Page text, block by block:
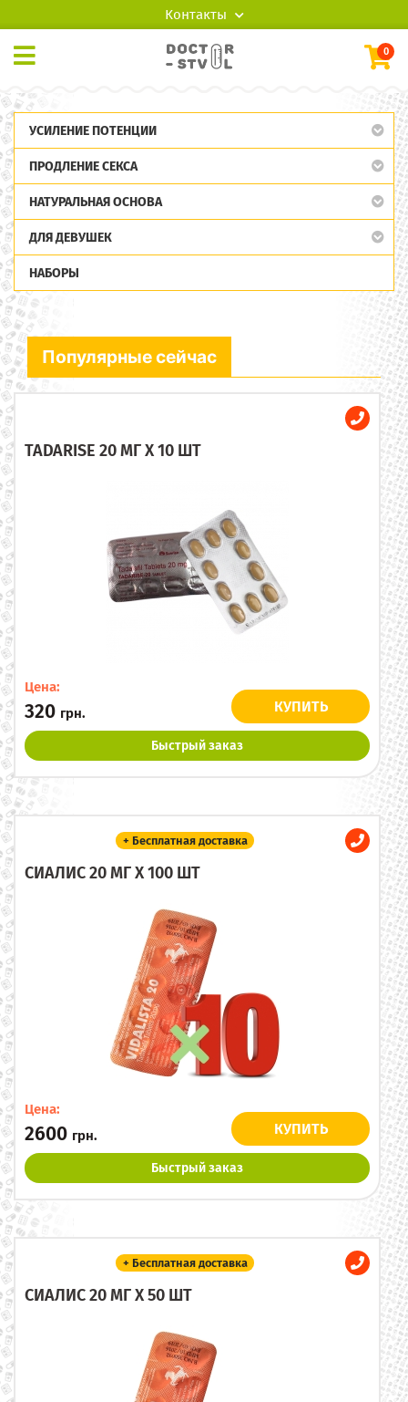
Контакты
0
УСИЛЕНИЕ ПОТЕНЦИИ
ПРОДЛЕНИЕ СЕКСА
НАТУРАЛЬНАЯ ОСНОВА
ДЛЯ ДЕВУШЕК
НАБОРЫ
Популярные сейчас
TADARISE 20 МГ X 10 ШТ
Цена:
320 грн. КУПИТЬ
Быстрый заказ
+ Бесплатная доставка
СИАЛИС 20 МГ X 100 ШТ
Цена:
2600 грн. КУПИТЬ
Быстрый заказ
+ Бесплатная доставка
СИАЛИС 20 МГ X 50 ШТ